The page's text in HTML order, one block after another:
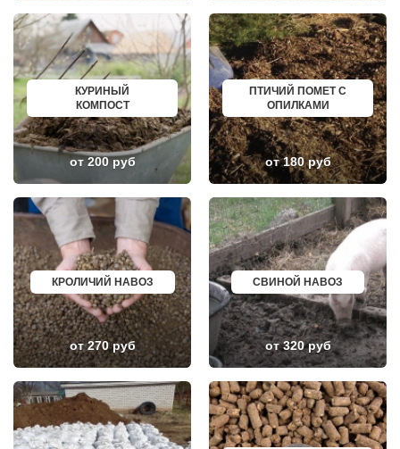
НАРО-ФОМИНСК
НАХАБИНО
НЕКРАСОВКА
НЕКРАСОВСКИЙ
НЕМЧИНОВКА
НИЖНЕЕ ВАЛУЕВО
НОВИНКИ
НОВОБРАТЦЕВСКИЙ
НОВОИВАНОВСКОЕ
НОВОПЕТРОВСКОЕ
НОВОПОДРЕЗКОВО
НОВОСИНЬКОВО
ОБОЛЕНСК
ОБУХОВО
ОДИНЦОВО
ОЖЕРЕЛЬЕ
ОКТЯБРЬСКИЙ
ОПАЛИХА
ОРЕХОВО-ЗУЕВО
ОСТРОВЦЫ
ПАВЛОВСКАЯ СЛОБОДА
ПАВЛОВСКИЙ ПОСАД
ПЕНИНО
ПЕРВОМАЙСКОЕ
ПЕСКИ
ПИРОГОВСКИЙ
ПОВАРОВО
ПОДОЛЬСК
БЕЛОЯРСКИЙ
ГУСЬ ХРУСТАЛЬНЫЙ
ИЗБЕРБАШ
НАЗРАНЬ
АБИНСК
ПЕРЕВОЗ
ИСКИТИМ
СЫСЕРТЬ
КЫЗЫЛ
МИХАЙЛОВКА
АКСАЙ
ПЕРЕСЛАВЛЬ ЗАЛЕССКИЙ
КУРЧАТОВ
УГЛИЧ
ШЕБЕКИНО
БЕЛОВО
СОКОЛ
ОЗЕРСК
ОКТЯБРЬСК
КИМРЫ
КОТЛАС
УСТЬ ИЛИМСК
ШАДРИНСК
ДАНКОВ
ВЯЗНИКИ
ГОРОДЕЦ
САСОВО
СУХОЙ ЛОГ
КУРИНЫЙ
КОМПОСТ
от 200 руб
ПТИЧИЙ ПОМЕТ С
ОПИЛКАМИ
от 180 руб
КРОЛИЧИЙ НАВОЗ
от 270 руб
СВИНОЙ НАВОЗ
от 320 руб